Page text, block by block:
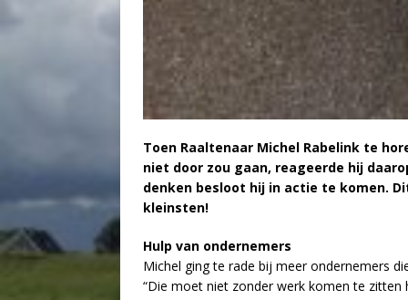
Toen Raaltenaar Michel Rabelink te
niet door zou gaan, reageerde hij
denken besloot hij in actie te komen.
kleinsten!
Hulp van ondernemers
Michel ging te rade bij meer ondernemers
“Die moet niet zonder werk komen te zitten